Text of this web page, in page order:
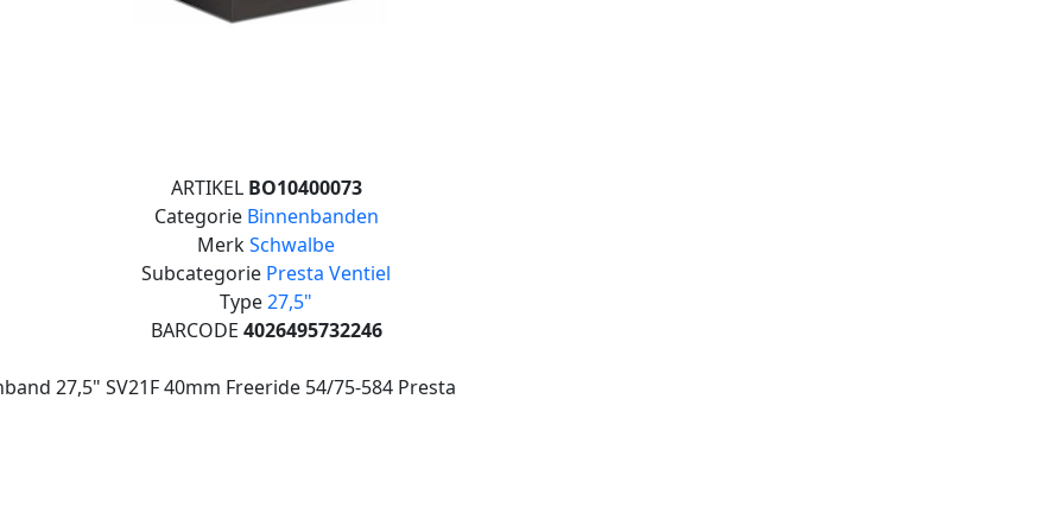
ARTIKEL BO10400073
Categorie Binnenbanden
MerkSchwalbe
Subcategorie Presta Ventiel
Type27,5"
BARCODE 4026495732246
27,5" SV21F 40mm Freeride 54/75-584 Presta